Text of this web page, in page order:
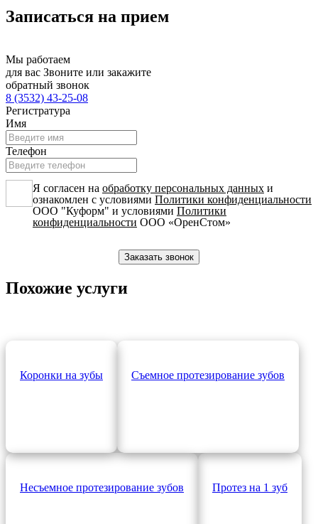
Записаться на прием
Мы работаем
для вас Звоните или закажите
обратный звонок
8 (3532) 43-25-08
Регистратура
Имя
Телефон
Я согласен на обработку персональных данных и
ознакомлен с условиями Политики конфиденциальности
ООО "Куформ" и условиями Политики
конфиденциальности ООО «ОренСтом»
Похожие услуги
Коронки на зубы Съемное протезирование зубов
Несъемное протезирование зубов Протез на 1 зуб